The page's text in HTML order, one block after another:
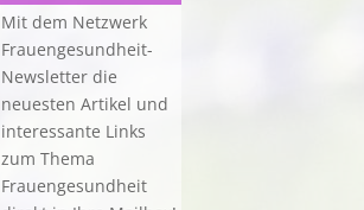
Mit dem Netzwerk
Frauengesundheit-
Newsletter die
neuesten Artikel und
interessante Links
zum Thema
Frauengesundheit